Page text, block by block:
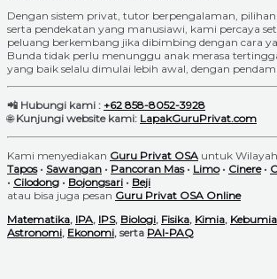
Dengan sistem privat, tutor berpengalaman, pilihan
serta pendekatan yang manusiawi, kami percaya
peluang berkembang jika dibimbing dengan cara
Bunda tidak perlu menunggu anak merasa
yang baik selalu dimulai lebih awal, dengan
📲 Hubungi kami : +62 858-8052-3928
🌐Kunjungi website kami: LapakGuruPrivat.com
Kami menyediakan Guru Privat OSA untuk Wilayah
Tapos• Sawangan • Pancoran Mas• Limo• Cinere•
• Cilodong • Bojongsari • Beji
atau bisa juga pesan Guru Privat OSA Online
Matematika, IPA, IPS, Biologi, Fisika, Kimia,
Astronomi, Ekonomi, serta PAI-PAQ